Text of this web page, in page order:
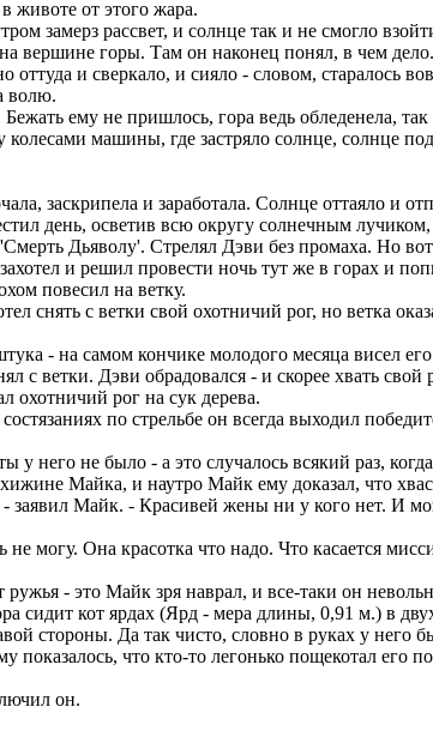
животе от этого жара.
замерз рассвет, и солнце так и не смогло
вершине горы. Там он наконец понял, в чем
оттуда и сверкало, и сияло - словом, старалось
волю.
ему не пришлось, гора ведь обледенела,
машины, где застряло солнце, солнце
заскрипела и заработала. Солнце оттаяло и
день, осветив всю округу солнечным
Дьяволу'. Стрелял Дэви без промаха. Но
и решил провести ночь тут же в горах и
повесил на ветку.
снять с ветки свой охотничий рог, но ветка
- на самом кончике молодого месяца висел
с ветки. Дэви обрадовался - и скорее хвать
охотничий рог на сук дерева.
по стрельбе он всегда выходил
него не было - а это случалось всякий раз,
Майка, и наутро Майк ему доказал, что
заявил Майк. - Красивей жены ни у кого нет. И
могу. Она красотка что надо. Что касается
ружья - это Майк зря наврал, и все-таки он
сидит кот ярдах (Ярд - мера длины, 0,91 м.) в
стороны. Да так чисто, словно в руках у него
показалось, что кто-то легонько пощекотал
он.